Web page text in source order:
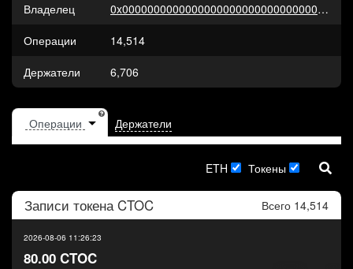
Владелец
0x0000000000000000000000000000000000000000
Операции
14,514
Держатели
6,706
Держатели
ETH Токены
Записи токена CTOC Всего 14,514
2026-08-06 11:26:23
80.00 CTOC